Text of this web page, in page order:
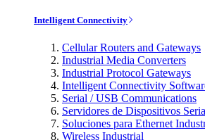
Intelligent Connectivity
Cellular Routers and Gateways
Industrial Media Converters
Industrial Protocol Gateways
Intelligent Connectivity
Serial / USB Communications
Servidores de Dispositivos
Soluciones para Ethernet
Wireless Industrial